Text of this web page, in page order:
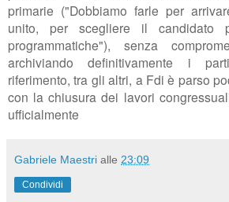
primarie ("Dobbiamo farle per
unito, per scegliere il candidato
programmatiche"), senza
archiviando definitivamente i
riferimento, tra gli altri, a Fdi è parso
con la chiusura dei lavori
ufficialmente
Gabriele Maestri alle 23:09
Condividi